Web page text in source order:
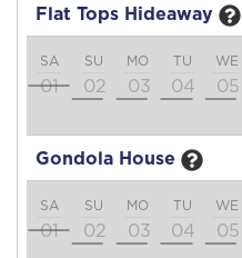
Flat Tops Hideaway
SA
01
SU
02
MO
03
TU
04
WE
05
Gondola House
SA
01
SU
02
MO
03
TU
04
WE
05